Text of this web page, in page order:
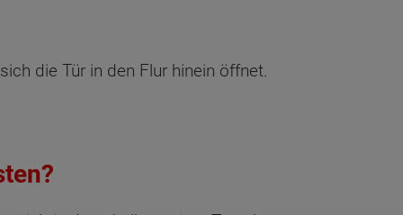
die Tür in den Flur hinein öffnet.